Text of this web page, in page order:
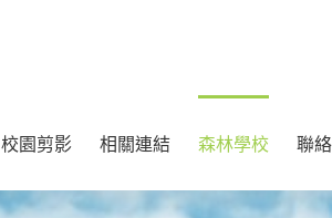
校園剪影 相關連結 森林學校 聯